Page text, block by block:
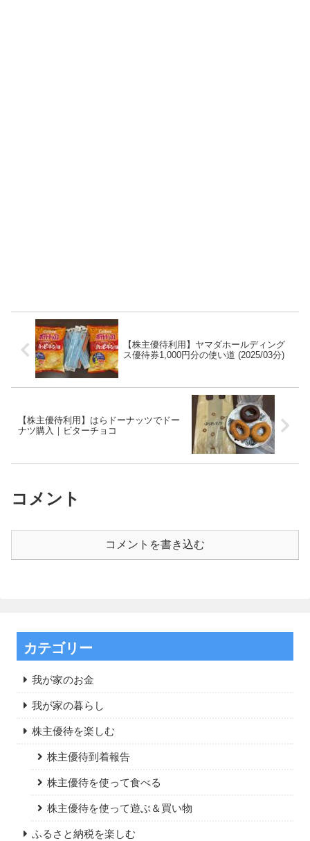
【株主優待利用】ヤマダホールディング
ス優待券1,000円分の使い道 (2025/03分)
【株主優待利用】はらドーナッツでドー
ナツ購入｜ビターチョコ
コメント
コメントを書き込む
カテゴリー
我が家のお金
我が家の暮らし
株主優待を楽しむ
株主優待到着報告
株主優待を使って食べる
株主優待を使って遊ぶ＆買い物
ふるさと納税を楽しむ